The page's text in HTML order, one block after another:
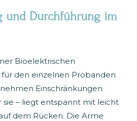
und Durchführung im
Bioelektrischen
den einzelnen Probanden
Einschränkungen
sie – liegt entspannt mit leicht
dem Rücken. Die Arme